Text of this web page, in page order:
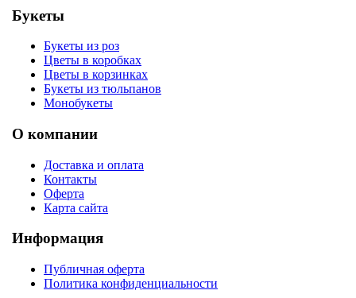
Букеты
Букеты из роз
Цветы в коробках
Цветы в корзинках
Букеты из тюльпанов
Монобукеты
О компании
Доставка и оплата
Контакты
Оферта
Карта сайта
Информация
Публичная оферта
Политика конфиденциальности